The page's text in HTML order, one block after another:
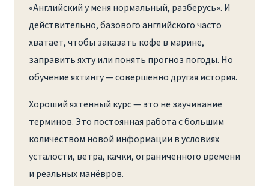
«Английский у меня нормальный, разберусь». И
действительно, базового английского часто
хватает, чтобы заказать кофе в марине,
заправить яхту или понять прогноз погоды. Но
обучение яхтингу — совершенно другая история.
Хороший яхтенный курс — это не заучивание
терминов. Это постоянная работа с большим
количеством новой информации в условиях
усталости, ветра, качки, ограниченного времени
и реальных манёвров.